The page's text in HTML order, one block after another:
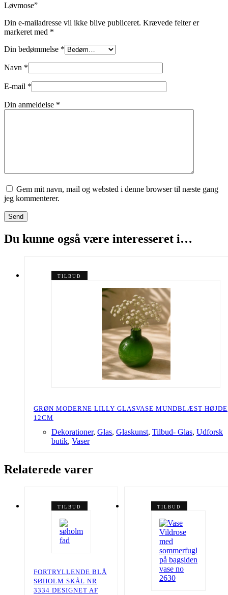
Løvmose”
Din e-mailadresse vil ikke blive publiceret. Krævede felter er
markeret med *
Din bedømmelse *
Navn *
E-mail *
Din anmeldelse *
Gem mit navn, mail og websted i denne browser til næste gang
jeg kommenterer.
Send
Du kunne også være interesseret i…
TILBUD
GRØN MODERNE LILLY GLASVASE MUNDBLÆST HØJDE
12CM
Dekorationer, Glas, Glaskunst, Tilbud- Glas, Udforsk
butik, Vaser
Relaterede varer
TILBUD
FORTRYLLENDE BLÅ
SØHOLM SKÅL NR
3334 DESIGNET AF
TILBUD